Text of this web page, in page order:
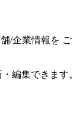
/企業情報を ご
編集できます。